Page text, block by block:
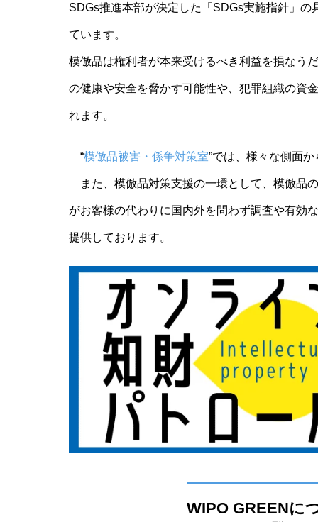
SDGs推進本部が決定した「SDGs実施指針」
ています。
模倣品は権利者が本来受けるべき利益を損なう
の健康や安全を脅かす可能性や、犯罪組織の資
れます。
“模倣品被害・係争対策室”では、様々な側面
また、模倣品対策支援の一環として、模倣品
がお客様の代わりに国内外を問わず調査や有効
提供しております。
WIPO GREENに